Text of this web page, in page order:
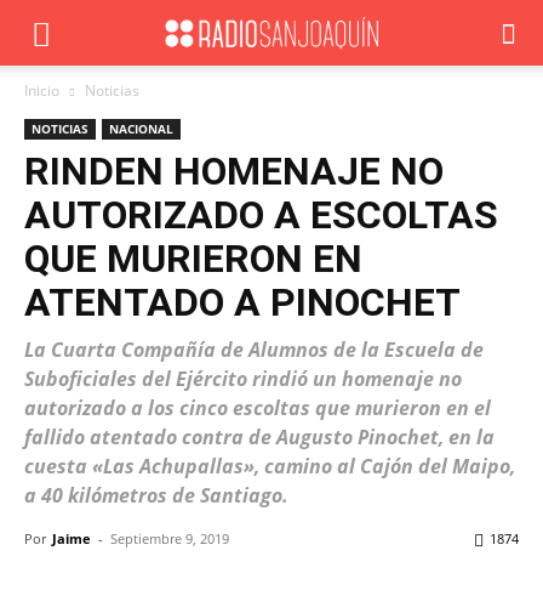
Inicio Noticias
NOTICIAS NACIONAL
RINDEN HOMENAJE NO
AUTORIZADO A ESCOLTAS
QUE MURIERON EN
ATENTADO A PINOCHET
La Cuarta Compañía de Alumnos de la Escuela de
Suboficiales del Ejército rindió un homenaje no
autorizado a los cinco escoltas que murieron en el
fallido atentado contra de Augusto Pinochet, en la
cuesta «Las Achupallas», camino al Cajón del Maipo,
a 40 kilómetros de Santiago.
Por Jaime - Septiembre 9, 2019 1874